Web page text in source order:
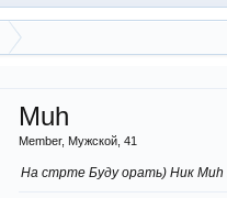
Muh
Member, Мужской, 41
На стрте Буду орать) Ник Мuh